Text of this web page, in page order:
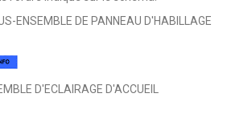
ENSEMBLE DE PANNEAU D'HABILLAGE
D'ECLAIRAGE D'ACCUEIL